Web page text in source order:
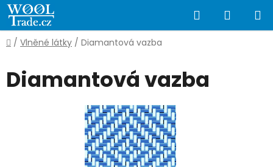
Přejít
na
obsah
Hledat
KOŠÍK
Domů
/ Vlněné látky / Diamantová vazba
Diamantová vazba